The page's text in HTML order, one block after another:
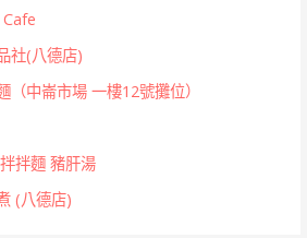
Cafe
社(八德店)
（中崙市場 一樓12號攤位）
拌麵 豬肝湯
(八德店)